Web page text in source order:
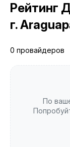
Рейтинг
г.
0 провайдеров
По